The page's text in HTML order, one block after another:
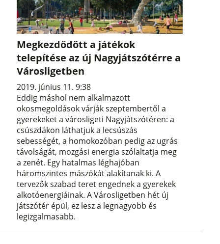
Megkezdődött a játékok
telepítése az új Nagyjátszótérre a
Városligetben
2019. június 11. 9:38
Eddig máshol nem alkalmazott
okosmegoldások várják szeptembertől a
gyerekeket a városligeti Nagyjátszótéren: a
csúszdákon láthatjuk a lecsúszás
sebességét, a homokozóban pedig az ugrás
távolságát, mozgási energia szólaltatja meg
a zenét. Egy hatalmas léghajóban
háromszintes mászókát alakítanak ki. A
tervezők szabad teret engednek a gyerekek
alkotóenergiáinak. A Városligetben hét új
játszótér épül, ez lesz a legnagyobb és
legizgalmasabb.